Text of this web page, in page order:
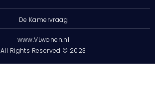
De Kamervraag
www.VLwonen.nl
All Rights Reserved © 2023